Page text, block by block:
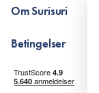
RE-ZIP
Retinol for
surisuri's mini
Om Surisuri
Black Friday
Betingelser
Levering og